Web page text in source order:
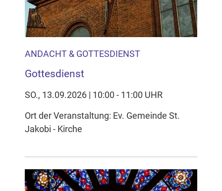
ANDACHT & GOTTESDIENST
Gottesdienst
SO., 13.09.2026 | 10:00 - 11:00 UHR
Ort der Veranstaltung: Ev. Gemeinde St.
Jakobi - Kirche